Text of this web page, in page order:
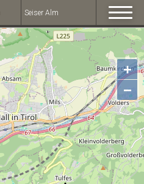
Seiser Alm
+
−